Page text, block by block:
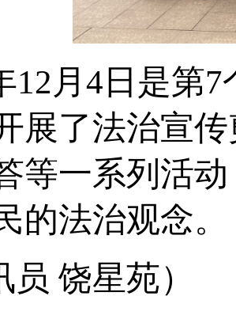
12月4日是第
展了法治宣
等一系列活
的法治观念。
员 饶星苑）